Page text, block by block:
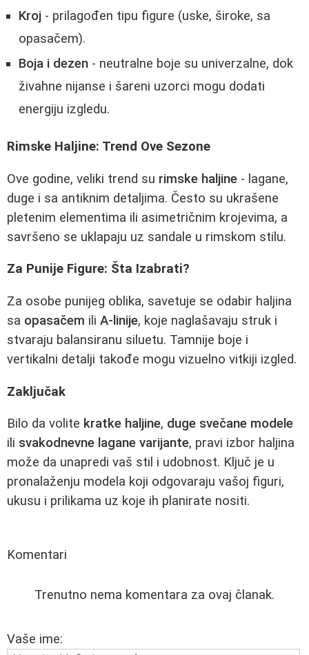
Kroj - prilagođen tipu figure (uske, široke, sa
opasačem).
Boja i dezen - neutralne boje su univerzalne, dok
živahne nijanse i šareni uzorci mogu dodati
energiju izgledu.
Rimske Haljine: Trend Ove Sezone
Ove godine, veliki trend su rimske haljine - lagane,
duge i sa antiknim detaljima. Često su ukrašene
pletenim elementima ili asimetričnim krojevima, a
savršeno se uklapaju uz sandale u rimskom stilu.
Za Punije Figure: Šta Izabrati?
Za osobe punijeg oblika, savetuje se odabir haljina
sa opasačem ili A-linije, koje naglašavaju struk i
stvaraju balansiranu siluetu. Tamnije boje i
vertikalni detalji takođe mogu vizuelno vitkiji izgled.
Zaključak
Bilo da volite kratke haljine, duge svečane modele
ili svakodnevne lagane varijante, pravi izbor haljina
može da unapredi vaš stil i udobnost. Ključ je u
pronalaženju modela koji odgovaraju vašoj figuri,
ukusu i prilikama uz koje ih planirate nositi.
Komentari
Trenutno nema komentara za ovaj članak.
Vaše ime: